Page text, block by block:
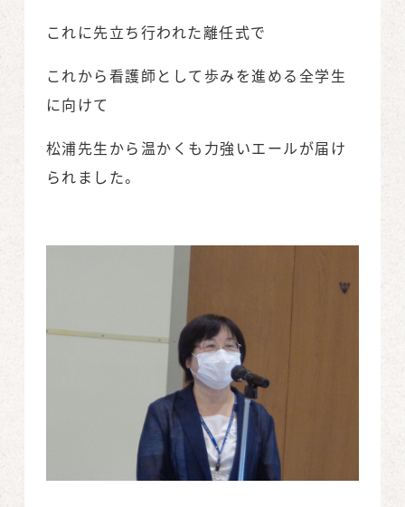
これに先立ち行われた離任式で
これから看護師として歩みを進める全学生
に向けて
松浦先生から温かくも力強いエールが届け
られました。